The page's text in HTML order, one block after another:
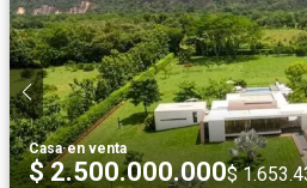
Casa·en venta
$ 2.500.000.000$